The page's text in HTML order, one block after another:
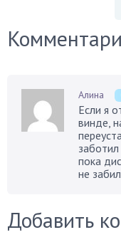
Алина
Если я
винде,
пока
не
Добавить